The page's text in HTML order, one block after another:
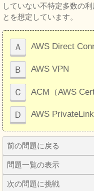
していない不特定多数の
とを想定しています。
Ａ AWS Direct
Ｂ AWS VPN
Ｃ ACM（AWS
Ｄ AWS PrivateLink
前の問題に戻る
問題一覧の表示
次の問題に挑戦